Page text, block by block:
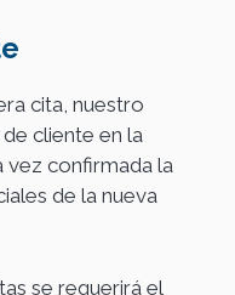
cita, nuestro
cliente en la
vez confirmada la
de la nueva
se requerirá el